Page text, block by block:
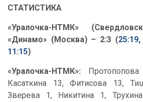
СТАТИСТИКА
«Уралочка-НТМК»
«Динамо» (Москва) – 2:3 (
11:15)
«Уралочка-НТМК»:
Касаткина 13, Фитисова 13,
Зверева 1, Никитина 1,